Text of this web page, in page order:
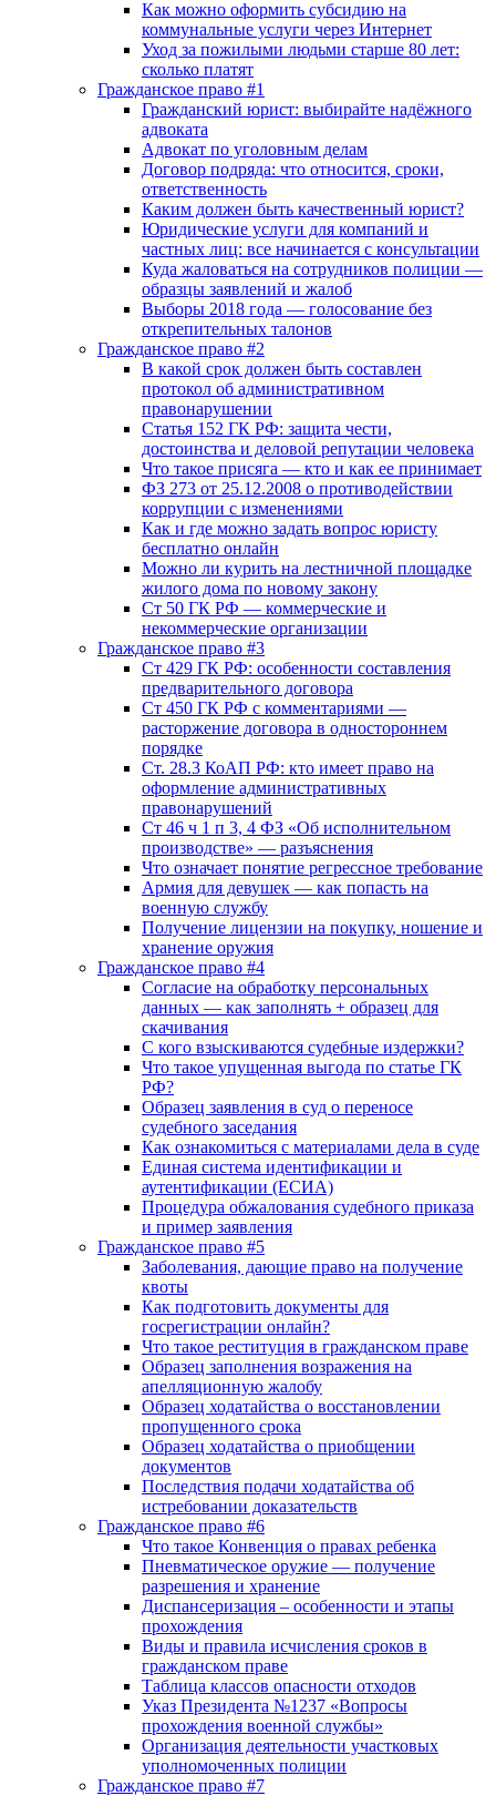
Как можно оформить субсидию на
коммунальные услуги через Интернет
Уход за пожилыми людьми старше 80 лет:
сколько платят
Гражданское право #1
Гражданский юрист: выбирайте надёжного
адвоката
Адвокат по уголовным делам
Договор подряда: что относится, сроки,
ответственность
Каким должен быть качественный юрист?
Юридические услуги для компаний и
частных лиц: все начинается с консультации
Куда жаловаться на сотрудников полиции —
образцы заявлений и жалоб
Выборы 2018 года — голосование без
открепительных талонов
Гражданское право #2
В какой срок должен быть составлен
протокол об административном
правонарушении
Статья 152 ГК РФ: защита чести,
достоинства и деловой репутации человека
Что такое присяга — кто и как ее принимает
ФЗ 273 от 25.12.2008 о противодействии
коррупции с изменениями
Как и где можно задать вопрос юристу
бесплатно онлайн
Можно ли курить на лестничной площадке
жилого дома по новому закону
Ст 50 ГК РФ — коммерческие и
некоммерческие организации
Гражданское право #3
Ст 429 ГК РФ: особенности составления
предварительного договора
Ст 450 ГК РФ с комментариями —
расторжение договора в одностороннем
порядке
Ст. 28.3 КоАП РФ: кто имеет право на
оформление административных
правонарушений
Ст 46 ч 1 п 3, 4 ФЗ «Об исполнительном
производстве» — разъяснения
Что означает понятие регрессное требование
Армия для девушек — как попасть на
военную службу
Получение лицензии на покупку, ношение и
хранение оружия
Гражданское право #4
Согласие на обработку персональных
данных — как заполнять + образец для
скачивания
С кого взыскиваются судебные издержки?
Что такое упущенная выгода по статье ГК
РФ?
Образец заявления в суд о переносе
судебного заседания
Как ознакомиться с материалами дела в суде
Единая система идентификации и
аутентификации (ЕСИА)
Процедура обжалования судебного приказа
и пример заявления
Гражданское право #5
Заболевания, дающие право на получение
квоты
Как подготовить документы для
госрегистрации онлайн?
Что такое реституция в гражданском праве
Образец заполнения возражения на
апелляционную жалобу
Образец ходатайства о восстановлении
пропущенного срока
Образец ходатайства о приобщении
документов
Последствия подачи ходатайства об
истребовании доказательств
Гражданское право #6
Что такое Конвенция о правах ребенка
Пневматическое оружие — получение
разрешения и хранение
Диспансеризация – особенности и этапы
прохождения
Виды и правила исчисления сроков в
гражданском праве
Таблица классов опасности отходов
Указ Президента №1237 «Вопросы
прохождения военной службы»
Организация деятельности участковых
уполномоченных полиции
Гражданское право #7